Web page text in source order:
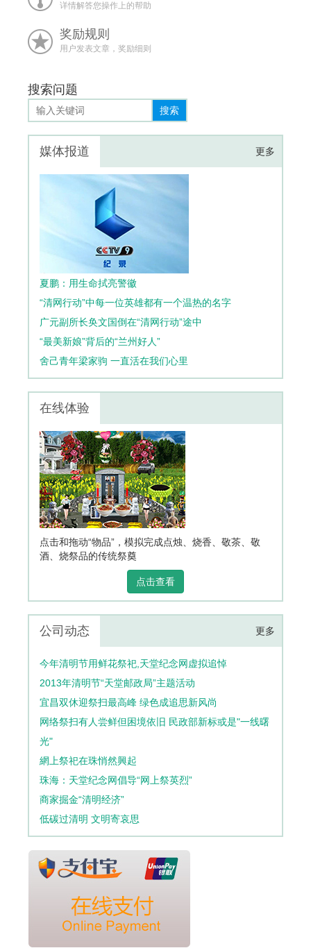
详情解答您操作上的帮助
奖励规则
用户发表文章，奖励细则
搜索问题
搜索
媒体报道 更多
夏鹏：用生命拭亮警徽
“清网行动”中每一位英雄都有一个温热的名字
广元副所长奂文国倒在“清网行动”途中
“最美新娘”背后的“兰州好人”
舍己青年梁家驹 一直活在我们心里
在线体验
点击和拖动“物品”，模拟完成点烛、烧香、敬茶、敬
酒、烧祭品的传统祭奠
点击查看
公司动态 更多
今年清明节用鲜花祭祀,天堂纪念网虚拟追悼
2013年清明节“天堂邮政局”主题活动
宜昌双休迎祭扫最高峰 绿色成追思新风尚
网络祭扫有人尝鲜但困境依旧 民政部新标或是"一线曙
光"
網上祭祀在珠悄然興起
珠海：天堂纪念网倡导“网上祭英烈”
商家掘金“清明经济”
低碳过清明 文明寄哀思